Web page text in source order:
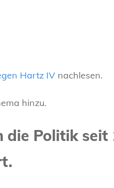
Hartz IV nachlesen.
hinzu.
die Politik